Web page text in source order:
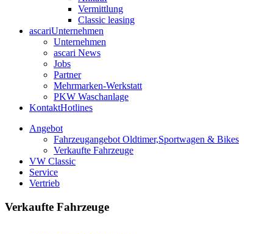
Vermittlung
Classic leasing
ascariUnternehmen
Unternehmen
ascari News
Jobs
Partner
Mehrmarken-Werkstatt
PKW Waschanlage
KontaktHotlines
Angebot
Fahrzeugangebot Oldtimer,Sportwagen & Bikes
Verkaufte Fahrzeuge
VW Classic
Service
Vertrieb
Verkaufte Fahrzeuge